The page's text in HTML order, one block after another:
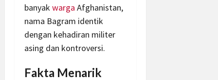
banyak warga Afghanistan,
nama Bagram identik
dengan kehadiran militer
asing dan kontroversi.
Fakta Menarik